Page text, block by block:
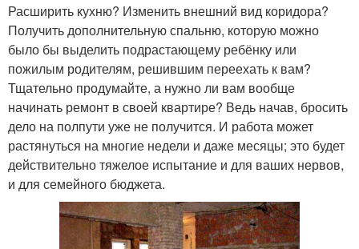
Расширить кухню? Изменить внешний вид коридора?
Получить дополнительную спальню, которую можно
было бы выделить подрастающему ребёнку или
пожилым родителям, решившим переехать к вам?
Тщательно продумайте, а нужно ли вам вообще
начинать ремонт в своей квартире? Ведь начав, бросить
дело на полпути уже не получится. И работа может
растянуться на многие недели и даже месяцы; это будет
действительно тяжелое испытание и для ваших нервов,
и для семейного бюджета.